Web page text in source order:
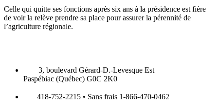
Celle qui quitte ses fonctions après six ans à la présidence est fière
de voir la relève prendre sa place pour assurer la pérennité de
l’agriculture régionale.
3, boulevard Gérard-D.-Levesque Est
Paspébiac (Québec) G0C 2K0
418-752-2215 • Sans frais 1-866-470-0462